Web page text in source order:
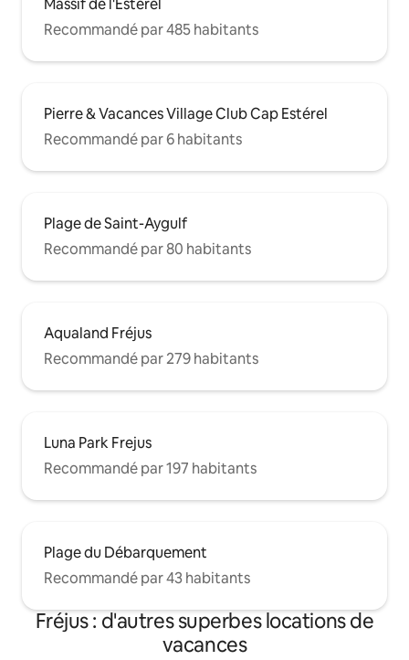
Massif de l'Esterel
Recommandé par 485 habitants
Pierre & Vacances Village Club Cap Estérel
Recommandé par 6 habitants
Plage de Saint-Aygulf
Recommandé par 80 habitants
Aqualand Fréjus
Recommandé par 279 habitants
Luna Park Frejus
Recommandé par 197 habitants
Plage du Débarquement
Recommandé par 43 habitants
Fréjus : d'autres superbes locations de
vacances